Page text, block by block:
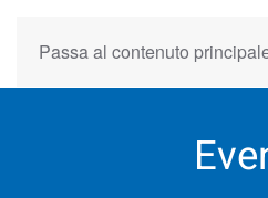
Passa al contenuto